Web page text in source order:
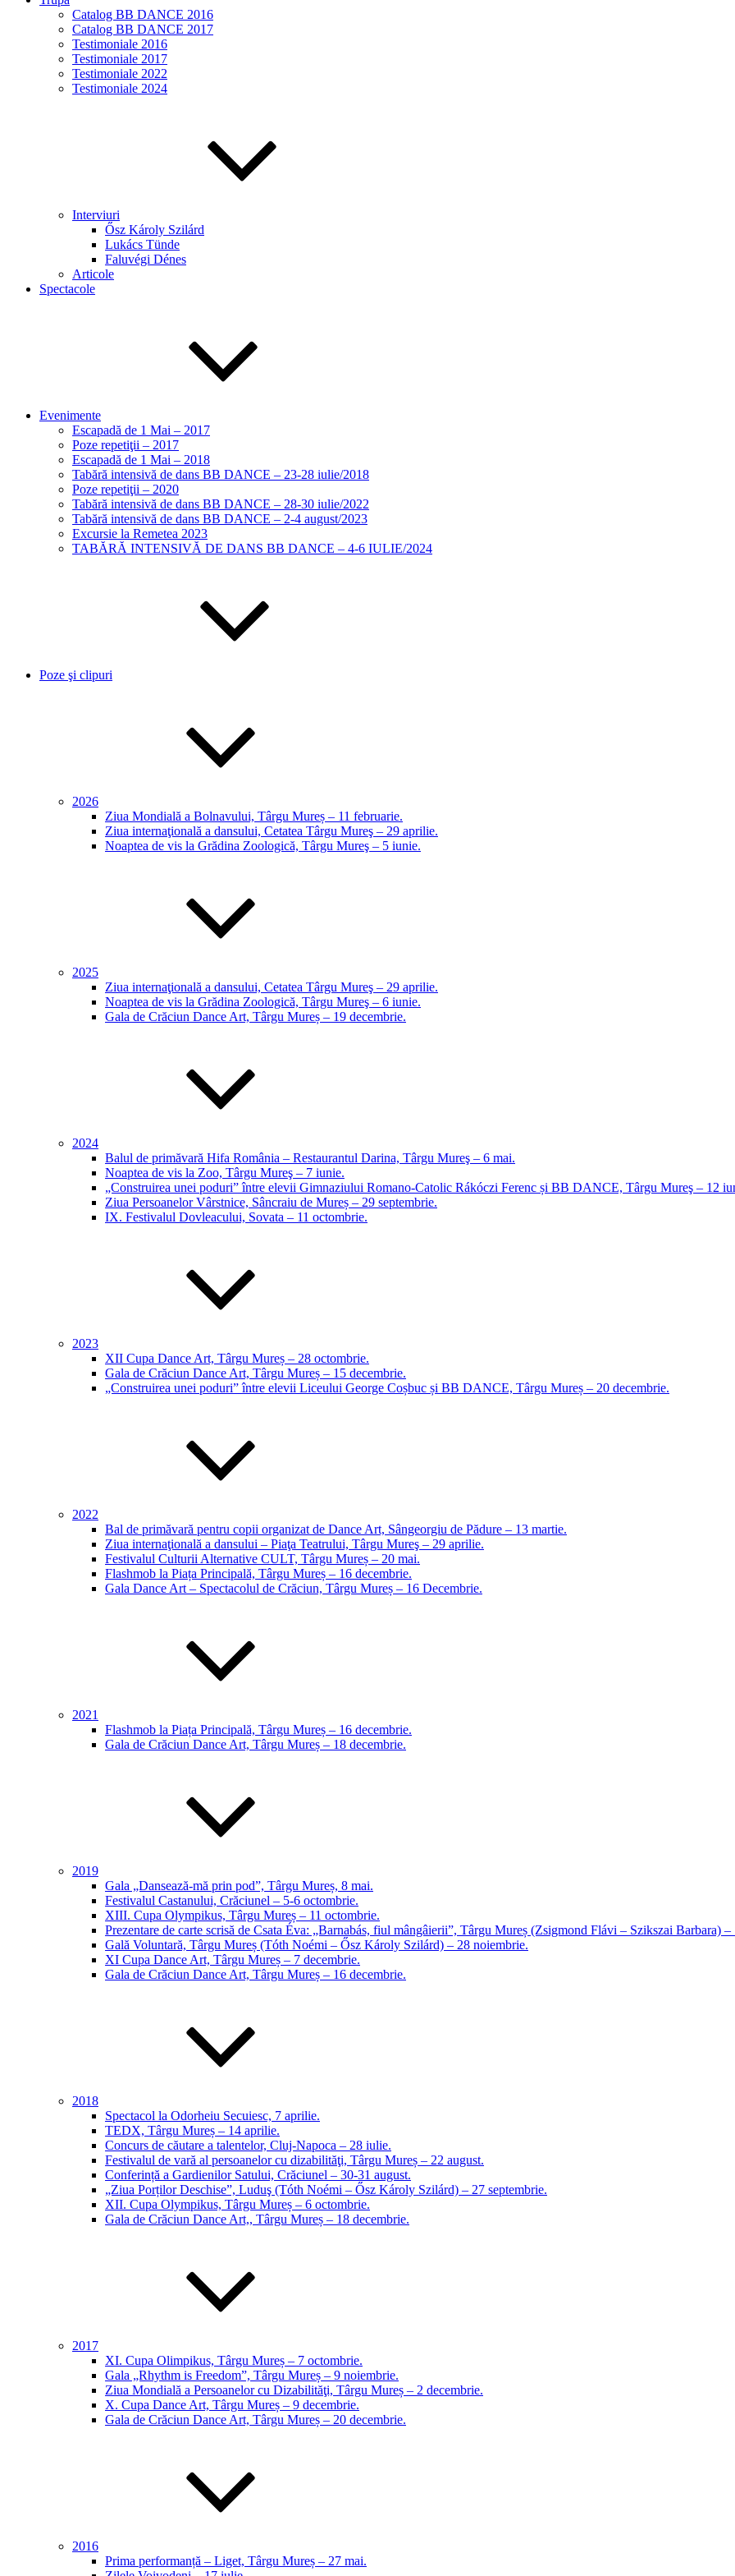
Catalog BB DANCE 2016
Catalog BB DANCE 2017
Testimoniale 2016
Testimoniale 2017
Testimoniale 2022
Testimoniale 2024
Interviuri
Ősz Károly Szilárd
Lukács Tünde
Faluvégi Dénes
Articole
Spectacole
Evenimente
Escapadă de 1 Mai – 2017
Poze repetiţii – 2017
Escapadă de 1 Mai – 2018
Tabără intensivă de dans BB DANCE – 23-28 iulie/2018
Poze repetiţii – 2020
Tabără intensivă de dans BB DANCE – 28-30 iulie/2022
Tabără intensivă de dans BB DANCE – 2-4 august/2023
Excursie la Remetea 2023
TABĂRĂ INTENSIVĂ DE DANS BB DANCE – 4-6 IULIE/2024
Poze şi clipuri
2026
Ziua Mondială a Bolnavului, Târgu Mureș – 11 februarie.
Ziua internaţională a dansului, Cetatea Târgu Mureş – 29 aprilie.
Noaptea de vis la Grădina Zoologică, Târgu Mureş – 5 iunie.
2025
Ziua internaţională a dansului, Cetatea Târgu Mureş – 29 aprilie.
Noaptea de vis la Grădina Zoologică, Târgu Mureş – 6 iunie.
Gala de Crăciun Dance Art, Târgu Mureș – 19 decembrie.
2024
Balul de primăvară Hifa România – Restaurantul Darina, Târgu Mureş – 6 mai.
Noaptea de vis la Zoo, Târgu Mureş – 7 iunie.
„Construirea unei poduri” între elevii Gimnaziului Romano-Catolic Rákóczi Ferenc și BB DANCE, Târgu Mureş – 12
Ziua Persoanelor Vârstnice, Sâncraiu de Mureș – 29 septembrie.
IX. Festivalul Dovleacului, Sovata – 11 octombrie.
2023
XII Cupa Dance Art, Târgu Mureș – 28 octombrie.
Gala de Crăciun Dance Art, Târgu Mureș – 15 decembrie.
„Construirea unei poduri” între elevii Liceului George Coșbuc și BB DANCE, Târgu Mureș – 20 decembrie.
2022
Bal de primăvară pentru copii organizat de Dance Art, Sângeorgiu de Pădure – 13 martie.
Ziua internaţională a dansului – Piaţa Teatrului, Târgu Mureş – 29 aprilie.
Festivalul Culturii Alternative CULT, Târgu Mureș – 20 mai.
Flashmob la Piața Principală, Târgu Mureș – 16 decembrie.
Gala Dance Art – Spectacolul de Crăciun, Târgu Mureș – 16 Decembrie.
2021
Flashmob la Piața Principală, Târgu Mureș – 16 decembrie.
Gala de Crăciun Dance Art, Târgu Mureș – 18 decembrie.
2019
Gala „Dansează-mă prin pod”, Târgu Mureș, 8 mai.
Festivalul Castanului, Crăciunel – 5-6 octombrie.
XIII. Cupa Olympikus, Târgu Mureș – 11 octombrie.
Prezentare de carte scrisă de Csata Éva: „Barnabás, fiul mângâierii”, Târgu Mureș (Zsigmond Flávi – Szikszai Barbara)
Gală Voluntară, Târgu Mureș (Tóth Noémi – Ősz Károly Szilárd) – 28 noiembrie.
XI Cupa Dance Art, Târgu Mureș – 7 decembrie.
Gala de Crăciun Dance Art, Târgu Mureș – 16 decembrie.
2018
Spectacol la Odorheiu Secuiesc, 7 aprilie.
TEDX, Târgu Mureș – 14 aprilie.
Concurs de căutare a talentelor, Cluj-Napoca – 28 iulie.
Festivalul de vară al persoanelor cu dizabilităţi, Târgu Mureș – 22 august.
Conferință a Gardienilor Satului, Crăciunel – 30-31 august.
„Ziua Porților Deschise”, Luduş (Tóth Noémi – Ősz Károly Szilárd) – 27 septembrie.
XII. Cupa Olympikus, Târgu Mureș – 6 octombrie.
Gala de Crăciun Dance Art,, Târgu Mureș – 18 decembrie.
2017
XI. Cupa Olimpikus, Târgu Mureș – 7 octombrie.
Gala „Rhythm is Freedom”, Târgu Mureș – 9 noiembrie.
Ziua Mondială a Persoanelor cu Dizabilităţi, Târgu Mureș – 2 decembrie.
X. Cupa Dance Art, Târgu Mureș – 9 decembrie.
Gala de Crăciun Dance Art, Târgu Mureș – 20 decembrie.
2016
Prima performanță – Liget, Târgu Mureș – 27 mai.